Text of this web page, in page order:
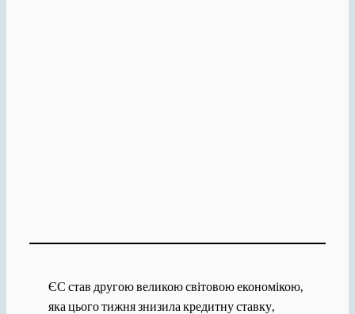
ЄС став другою великою світовою економікою,
яка цього тижня знизила кредитну ставку,